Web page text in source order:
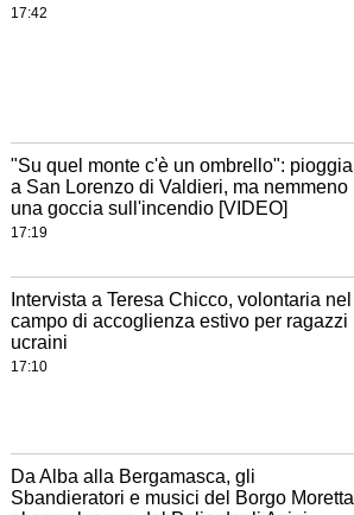
17:42
"Su quel monte c'è un ombrello": pioggia
a San Lorenzo di Valdieri, ma nemmeno
una goccia sull'incendio [VIDEO]
17:19
Intervista a Teresa Chicco, volontaria nel
campo di accoglienza estivo per ragazzi
ucraini
17:10
Da Alba alla Bergamasca, gli
Sbandieratori e musici del Borgo Moretta